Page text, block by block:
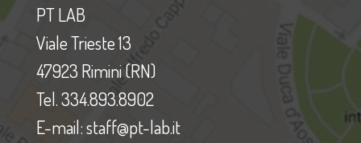
PT LAB
Viale Trieste 13
47923 Rimini (RN)
Tel. 334.893.8902
E-mail: staff@pt-lab.it